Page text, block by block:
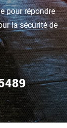
pour répondre
la sécurité de